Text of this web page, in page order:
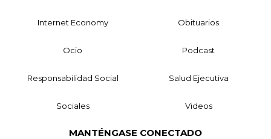
Internet Economy Obituarios
Ocio Podcast
Responsabilidad Social Salud Ejecutiva
Sociales Videos
MANTÉNGASE CONECTADO